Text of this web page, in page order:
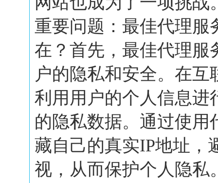
重要问题：最佳代理服
在？首先，最佳代理服
户的隐私和安全。在
利用用户的个人信息进
的隐私数据。通过使
藏自己的真实IP地址，
视，从而保护个人隐私